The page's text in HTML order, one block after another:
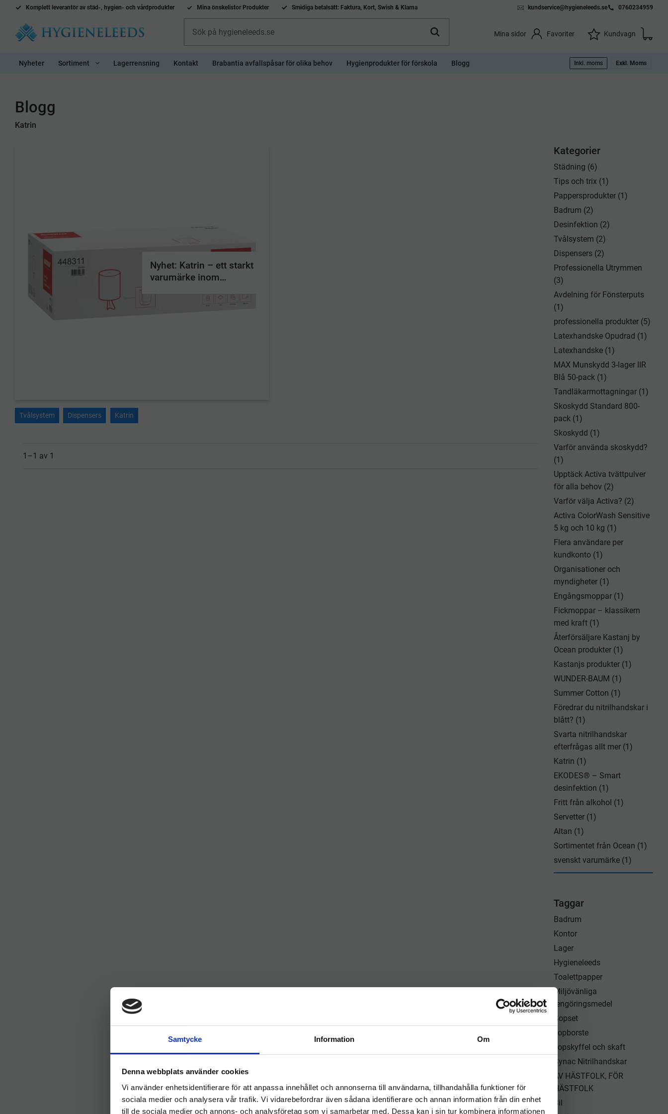
Samtycke Information Om
Denna webbplats använder cookies
Vi använder enhetsidentifierare för att anpassa innehållet och annonserna till användarna, tillhandahålla funktioner för
sociala medier och analysera vår trafik. Vi vidarebefordrar även sådana identifierare och annan information från din enhet
till de sociala medier och annons- och analysföretag som vi samarbetar med. Dessa kan i sin tur kombinera informationen
Komplett leverantör av städ-, hygien- och vårdprodukter Mina önskelistor Produkter Smidiga betalsätt: Faktura, Kort, Swish & Klarna kundservice@hygieneleeds.se 0760234959
Mina sidor Favoriter Kundvagn
Önskelista
Nyheter Sortiment Lagerrensning Kontakt Brabantia avfallspåsar för olika behov Hygienprodukter för förskola Blogg Inkl. moms Exkl. Moms
Blogg
Katrin
Nyhet: Katrin – ett starkt
varumärke inom
Tvålsystem Dispensers Katrin
1–1 av 1
Kategorier
Städning (6)
Tips och trix (1)
Pappersprodukter (1)
Badrum (2)
Desinfektion (2)
Tvålsystem (2)
Dispensers (2)
Professionella Utrymmen
(3)
Avdelning för Fönsterputs
(1)
professionella produkter (5)
Latexhandske Opudrad (1)
Latexhandske (1)
MAX Munskydd 3-lager IIR
Blå 50-pack (1)
Tandläkarmottagningar (1)
Skoskydd Standard 800-
pack (1)
Skoskydd (1)
Varför använda skoskydd?
(1)
Upptäck Activa tvättpulver
för alla behov (2)
Varför välja Activa? (2)
Activa ColorWash Sensitive
5 kg och 10 kg (1)
Flera användare per
kundkonto (1)
Organisationer och
myndigheter (1)
Engångsmoppar (1)
Fickmoppar – klassikern
med kraft (1)
Återförsäljare Kastanj by
Ocean produkter (1)
Kastanjs produkter (1)
WUNDER-BAUM (1)
Summer Cotton (1)
Föredrar du nitrilhandskar i
blått? (1)
Svarta nitrilhandskar
efterfrågas allt mer (1)
Katrin (1)
EKODES® – Smart
desinfektion (1)
Fritt från alkohol (1)
Servetter (1)
Altan (1)
Sortimentet från Ocean (1)
svenskt varumärke (1)
Taggar
Badrum
Kontor
Lager
Hygieneleeds
Toalettpapper
Miljövänliga
rengöringsmedel
Sopset
sopborste
sopskyffel och skaft
Synac Nitrilhandskar
AV HÄSTFOLK, FÖR
HÄSTFOLK
Bil
hygieneleeds.se
Vill du handla som företag eller privatperson?